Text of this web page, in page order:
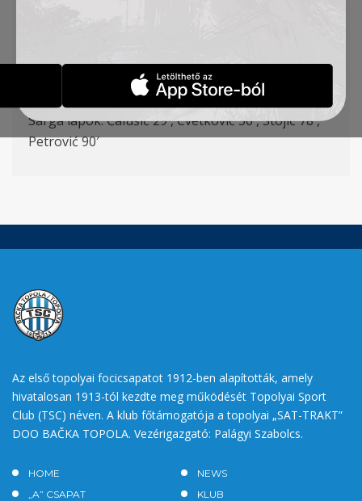
Gólszerzők
: Antonić 12′, Đakovac 45′ p., Stojić
Sárga lapok: Ćalušić 29′, Cvetković 56′, Stojić 78′,
Petrović 90′
Az első topolyai focicsapatot 1912-ben alapították, amely
hivatalosan 1913-tól kezdte meg működését Topolyai Sport
Club (TSC) néven. A klub főtámogatója a topolyai „SAT-TRAKT”
DOO BAČKA TOPOLA. Vezérigazgató: Palágyi Szabolcs.
HOME
NEWS
„A” CSAPAT
KLUB